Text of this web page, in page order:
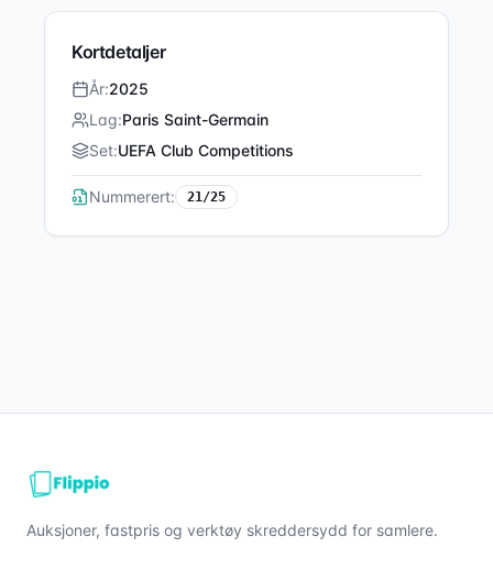
Kortdetaljer
År:2025
Lag:Paris Saint-Germain
Set:UEFA Club Competitions
Nummerert: 21/25
Auksjoner, fastpris og verktøy skreddersydd for samlere.